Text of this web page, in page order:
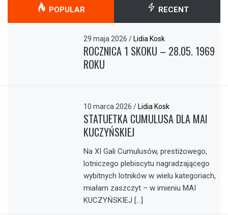
POPULAR RECENT
29 maja 2026/ Lidia Kosk
ROCZNICA 1 SKOKU – 28.05. 1969
ROKU
10 marca 2026/ Lidia Kosk
STATUETKA CUMULUSA DLA MAI
KUCZYŃSKIEJ
Na XI Gali Cumulusów, prestiżowego,
lotniczego plebiscytu nagradzającego
wybitnych lotników w wielu kategoriach,
miałam zaszczyt – w imieniu MAI
KUCZYŃSKIEJ […]